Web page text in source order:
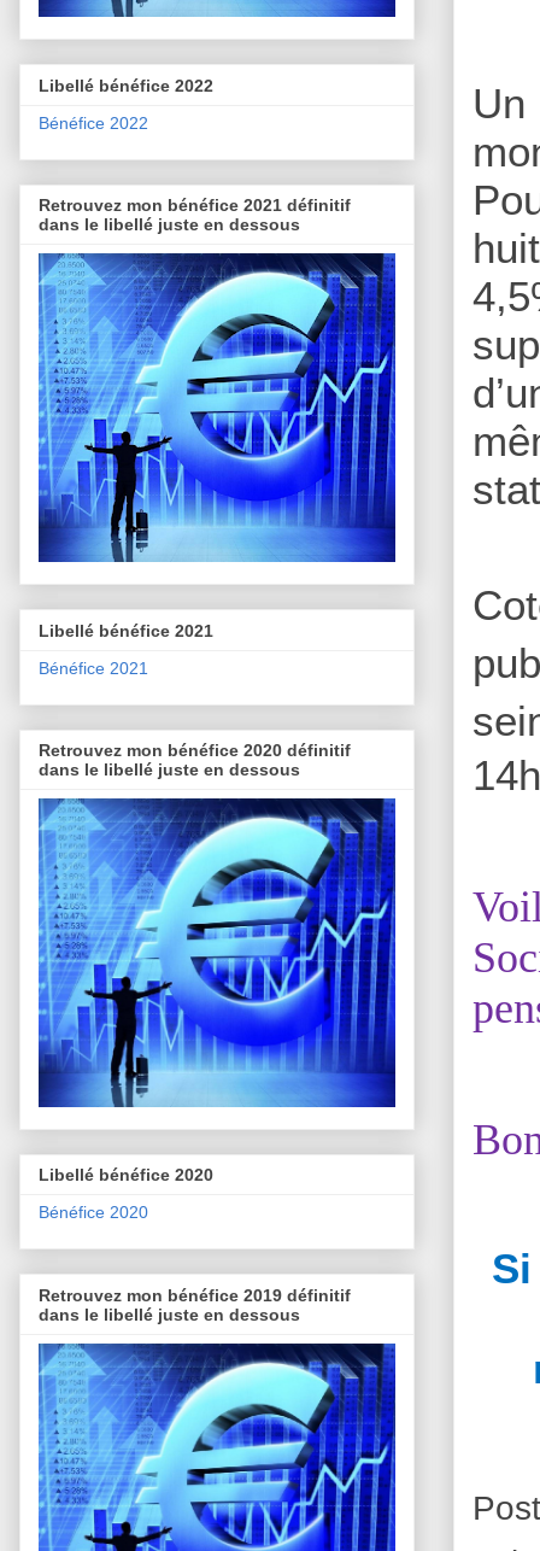
Libellé bénéfice 2022
Bénéfice 2022
Retrouvez mon bénéfice 2021 définitif
dans le libellé juste en dessous
Libellé bénéfice 2021
Bénéfice 2021
Retrouvez mon bénéfice 2020 définitif
dans le libellé juste en dessous
Libellé bénéfice 2020
Bénéfice 2020
Retrouvez mon bénéfice 2019 définitif
dans le libellé juste en dessous